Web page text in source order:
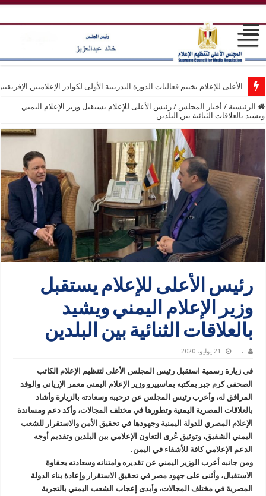
الأعلى للإعلام يختتم فعاليات الدورة التدريبية الأولى لكوادر الإعلاميين
الرئيسية / أخبار المجلس / رئيس الأعلى للإعلام يستقبل وزير الإعلام اليمني
ويشيد بالعلاقات الثنائية بين البلدين
رئيس الأعلى للإعلام يستقبل
وزير الإعلام اليمني ويشيد
بالعلاقات الثنائية بين البلدين
. 21 يوليو، 2020
في زيارة رسمية استقبل رئيس المجلس الأعلى لتنظيم الإعلام الكاتب
الصحفي كرم جبر بمكتبه بماسبيرو وزير الإعلام اليمني معمر الإرياني والوفد
المرافق له، وأعرب رئيس المجلس عن ترحيبه وسعادته بالزيارة وأشاد
بالعلاقات المصرية اليمنية وتطورها في مختلف المجالات، وأكد دعم ومساندة
الإعلام المصري للدولة اليمنية وجهودها في تحقيق الأمن والاستقرار للشعب
اليمني الشقيق، وتوثيق عُرى التعاون الإعلامي بين البلدين وتقديم أوجه
الدعم الإعلامي كافة للأشقاء في اليمن.
ومن جانبه أعرب الوزير اليمني عن تقديره وامتنانه وسعادته بحفاوة
الاستقبال، وأثنى على جهود مصر في تحقيق الاستقرار وإعادة بناء الدولة
المصرية في مختلف المجالات، وأبدى إعجاب الشعب اليمني بالتجربة